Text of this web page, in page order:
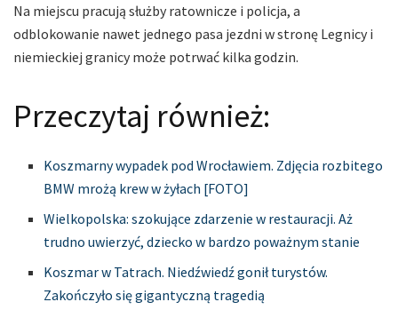
Na miejscu pracują służby ratownicze i policja, a
odblokowanie nawet jednego pasa jezdni w stronę Legnicy i
niemieckiej granicy może potrwać kilka godzin.
Przeczytaj również:
Koszmarny wypadek pod Wrocławiem. Zdjęcia rozbitego
BMW mrożą krew w żyłach [FOTO]
Wielkopolska: szokujące zdarzenie w restauracji. Aż
trudno uwierzyć, dziecko w bardzo poważnym stanie
Koszmar w Tatrach. Niedźwiedź gonił turystów.
Zakończyło się gigantyczną tragedią